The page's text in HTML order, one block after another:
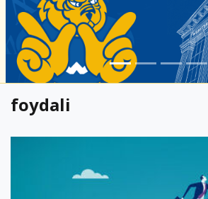
foydali